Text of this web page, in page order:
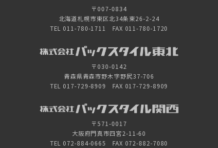
〒007-0834
北海道札幌市東区北34条東26-2-24
TEL 011-780-1711 FAX 011-780-1720
〒030-0142
青森県青森市野木字野尻37-706
TEL 017-729-8909 FAX 017-729-8909
〒571-0017
大阪府門真市四宮2-11-60
TEL 072-884-0665 FAX 072-882-7080